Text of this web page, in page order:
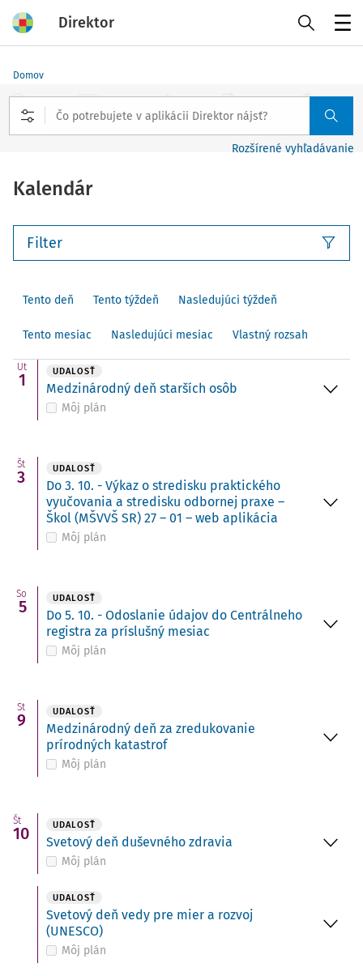
Direktor
Domov
Rozšírené vyhľadávanie
Kalendár
Filter
Tento deň Tento týždeň Nasledujúci týždeň
Tento mesiac Nasledujúci mesiac Vlastný rozsah
Ut
1 UDALOSŤ
Medzinárodný deň starších osôb
Môj plán
Št
3 UDALOSŤ
Do 3. 10. - Výkaz o stredisku praktického
vyučovania a stredisku odbornej praxe –
Škol (MŠVVŠ SR) 27 – 01 – web aplikácia
Môj plán
So
5 UDALOSŤ
Do 5. 10. - Odoslanie údajov do Centrálneho
registra za príslušný mesiac
Môj plán
St
9 UDALOSŤ
Medzinárodný deň za zredukovanie
prírodných katastrof
Môj plán
Št
10 UDALOSŤ
Svetový deň duševného zdravia
Môj plán
UDALOSŤ
Svetový deň vedy pre mier a rozvoj
(UNESCO)
Môj plán